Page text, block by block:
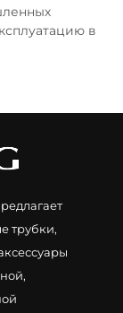
в
трубки,